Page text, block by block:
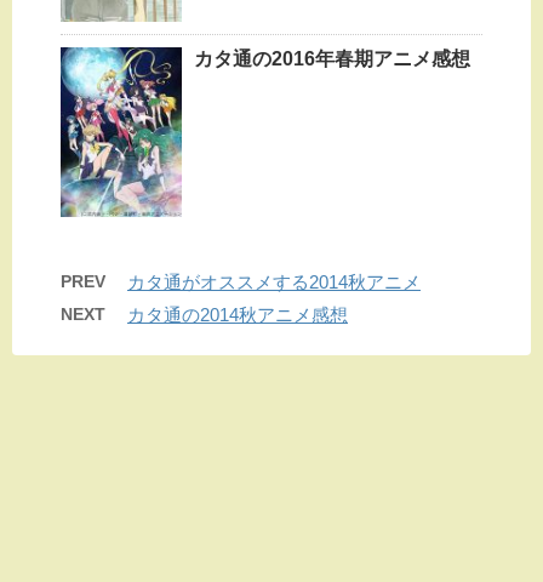
カタ通の2016年春期アニメ感想
PREV カタ通がオススメする2014秋アニメ
NEXT カタ通の2014秋アニメ感想